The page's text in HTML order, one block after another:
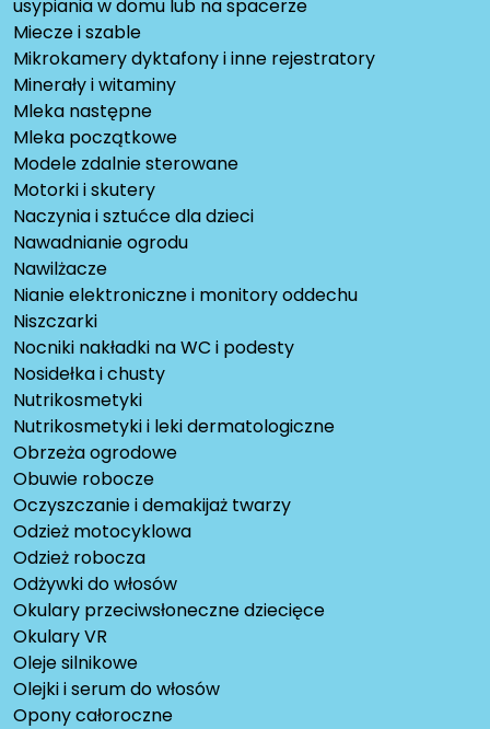
usypiania w domu lub na spacerze
Miecze i szable
Mikrokamery dyktafony i inne rejestratory
Minerały i witaminy
Mleka następne
Mleka początkowe
Modele zdalnie sterowane
Motorki i skutery
Naczynia i sztućce dla dzieci
Nawadnianie ogrodu
Nawilżacze
Nianie elektroniczne i monitory oddechu
Niszczarki
Nocniki nakładki na WC i podesty
Nosidełka i chusty
Nutrikosmetyki
Nutrikosmetyki i leki dermatologiczne
Obrzeża ogrodowe
Obuwie robocze
Oczyszczanie i demakijaż twarzy
Odzież motocyklowa
Odzież robocza
Odżywki do włosów
Okulary przeciwsłoneczne dziecięce
Okulary VR
Oleje silnikowe
Olejki i serum do włosów
Opony całoroczne